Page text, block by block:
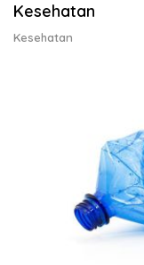
Kesehatan
Kesehatan